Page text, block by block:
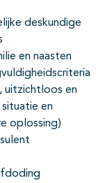
deskundige
en naasten
uitzichtloos en
en
oplossing)